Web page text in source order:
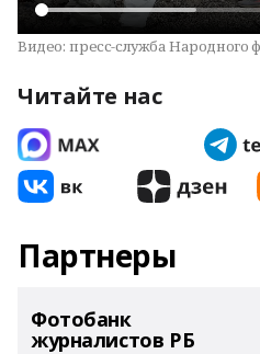
Видео: пресс-служба Народного
Читайте нас
Партнеры
Фотобанк
журналистов РБ